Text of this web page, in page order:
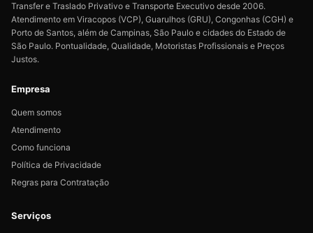
Transfer e Traslado Privativo e Transporte Executivo desde 2006.
Atendimento em Viracopos (VCP), Guarulhos (GRU), Congonhas (CGH) e
Porto de Santos, além de Campinas, São Paulo e cidades do Estado de
São Paulo. Pontualidade, Qualidade, Motoristas Profissionais e Preços
Justos.
Empresa
Quem somos
Atendimento
Como funciona
Política de Privacidade
Regras para Contratação
Serviços